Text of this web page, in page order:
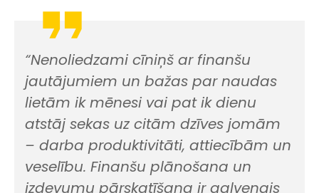
“Nenoliedzami cīniņš ar finanšu
jautājumiem un bažas par naudas
lietām ik mēnesi vai pat ik dienu
atstāj sekas uz citām dzīves jomām
– darba produktivitāti, attiecībām un
veselību. Finanšu plānošana un
izdevumu pārskatīšana ir galvenais